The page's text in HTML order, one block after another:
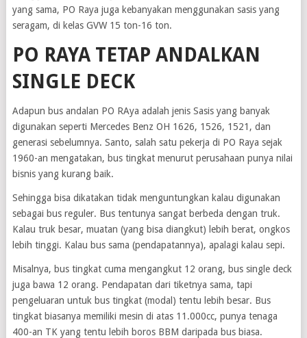
yang sama, PO Raya juga kebanyakan menggunakan sasis yang
seragam, di kelas GVW 15 ton-16 ton.
PO RAYA TETAP ANDALKAN
SINGLE DECK
Adapun bus andalan PO RAya adalah jenis Sasis yang banyak
digunakan seperti Mercedes Benz OH 1626, 1526, 1521, dan
generasi sebelumnya. Santo, salah satu pekerja di PO Raya sejak
1960-an mengatakan, bus tingkat menurut perusahaan punya nilai
bisnis yang kurang baik.
Sehingga bisa dikatakan tidak menguntungkan kalau digunakan
sebagai bus reguler. Bus tentunya sangat berbeda dengan truk.
Kalau truk besar, muatan (yang bisa diangkut) lebih berat, ongkos
lebih tinggi. Kalau bus sama (pendapatannya), apalagi kalau sepi.
Misalnya, bus tingkat cuma mengangkut 12 orang, bus single deck
juga bawa 12 orang. Pendapatan dari tiketnya sama, tapi
pengeluaran untuk bus tingkat (modal) tentu lebih besar. Bus
tingkat biasanya memiliki mesin di atas 11.000cc, punya tenaga
400-an TK yang tentu lebih boros BBM daripada bus biasa.